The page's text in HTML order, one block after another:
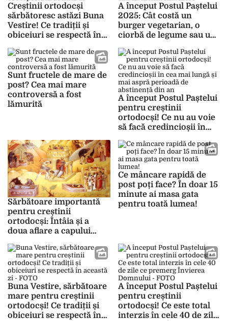
Creștinii ortodocși
sărbătoresc astăzi Buna
Vestire! Ce tradiții și
obiceiuri se respectă în
A început Postul Paștelui
2025: Cât costă un
burger vegetarian, o
ciorbă de legume sau un
Sunt fructele de mare de
post? Cea mai mare
controversă a fost
lămurită
A început Postul Paștelui
pentru creștinii
ortodocși! Ce nu au voie
să facă credincioșii în
aspră perioadă de
abstinență din an
Sărbătoare importantă
pentru creștinii
ortodocși: Întâia și a
doua aflare a capului
Botezătorul! Astăzi
începe și Săptămâna
Albă
Ce mâncare rapidă de
post poți face? În doar 15
minute ai masa gata
pentru toată lumea!
Buna Vestire, sărbătoare
mare pentru creștinii
ortodocși! Ce tradiții și
obiceiuri se respectă în
A început Postul Paștelui
pentru creștinii
ortodocși! Ce este total
interzis în cele 40 de zile